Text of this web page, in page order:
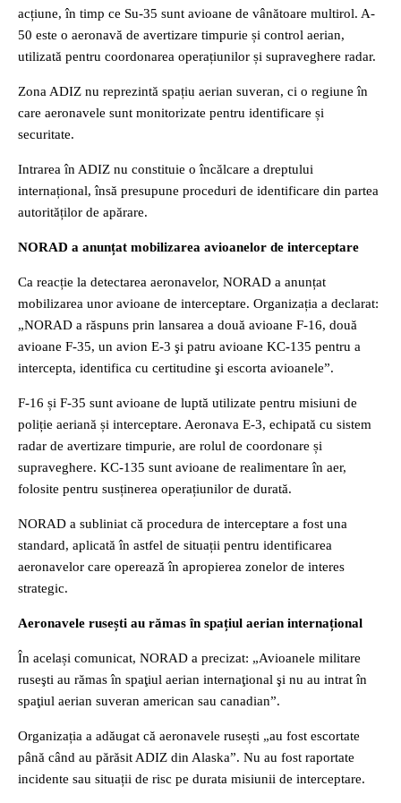
acțiune, în timp ce Su-35 sunt avioane de vânătoare multirol. A-
50 este o aeronavă de avertizare timpurie și control aerian,
utilizată pentru coordonarea operațiunilor și supraveghere radar.
Zona ADIZ nu reprezintă spațiu aerian suveran, ci o regiune în
care aeronavele sunt monitorizate pentru identificare și
securitate.
Intrarea în ADIZ nu constituie o încălcare a dreptului
internațional, însă presupune proceduri de identificare din partea
autorităților de apărare.
NORAD a anunțat mobilizarea avioanelor de interceptare
Ca reacție la detectarea aeronavelor, NORAD a anunțat
mobilizarea unor avioane de interceptare. Organizația a declarat:
„NORAD a răspuns prin lansarea a două avioane F-16, două
avioane F-35, un avion E-3 şi patru avioane KC-135 pentru a
intercepta, identifica cu certitudine şi escorta avioanele”.
F-16 și F-35 sunt avioane de luptă utilizate pentru misiuni de
poliție aeriană și interceptare. Aeronava E-3, echipată cu sistem
radar de avertizare timpurie, are rolul de coordonare și
supraveghere. KC-135 sunt avioane de realimentare în aer,
folosite pentru susținerea operațiunilor de durată.
NORAD a subliniat că procedura de interceptare a fost una
standard, aplicată în astfel de situații pentru identificarea
aeronavelor care operează în apropierea zonelor de interes
strategic.
Aeronavele rusești au rămas în spațiul aerian internațional
În același comunicat, NORAD a precizat: „Avioanele militare
ruseşti au rămas în spaţiul aerian internaţional şi nu au intrat în
spaţiul aerian suveran american sau canadian”.
Organizația a adăugat că aeronavele rusești „au fost escortate
până când au părăsit ADIZ din Alaska”. Nu au fost raportate
incidente sau situații de risc pe durata misiunii de interceptare.